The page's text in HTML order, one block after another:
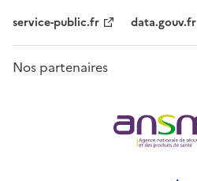
service-public.fr
data.gouv.fr
Nos partenaires